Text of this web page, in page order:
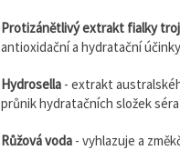
Protizánětlivý extrakt fialky
antioxidační a hydratační
Hydrosella - extrakt
průnik hydratačních složek
Růžová voda - vyhlazuje a